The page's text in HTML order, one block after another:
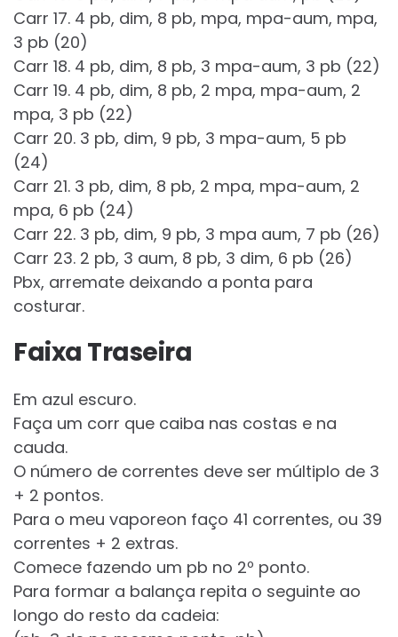
Carr 17. 4 pb, dim, 8 pb, mpa, mpa-aum, mpa,
3 pb (20)
Carr 18. 4 pb, dim, 8 pb, 3 mpa-aum, 3 pb (22)
Carr 19. 4 pb, dim, 8 pb, 2 mpa, mpa-aum, 2
mpa, 3 pb (22)
Carr 20. 3 pb, dim, 9 pb, 3 mpa-aum, 5 pb
(24)
Carr 21. 3 pb, dim, 8 pb, 2 mpa, mpa-aum, 2
mpa, 6 pb (24)
Carr 22. 3 pb, dim, 9 pb, 3 mpa aum, 7 pb (26)
Carr 23. 2 pb, 3 aum, 8 pb, 3 dim, 6 pb (26)
Pbx, arremate deixando a ponta para
costurar.
Faixa Traseira
Em azul escuro.
Faça um corr que caiba nas costas e na
cauda.
O número de correntes deve ser múltiplo de 3
+ 2 pontos.
Para o meu vaporeon faço 41 correntes, ou 39
correntes + 2 extras.
Comece fazendo um pb no 2º ponto.
Para formar a balança repita o seguinte ao
longo do resto da cadeia: